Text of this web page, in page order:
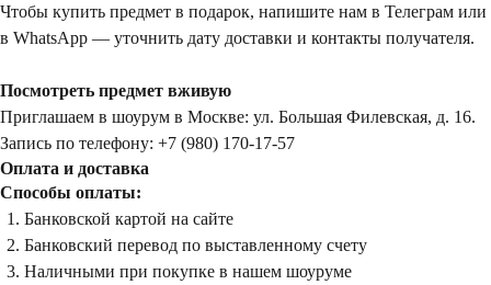
Чтобы купить предмет в подарок, напишите нам в Телеграм или
в WhatsApp — уточнить дату доставки и контакты получателя.
Посмотреть предмет вживую
Приглашаем в шоурум в Москве: ул. Большая Филевская, д. 16.
Запись по телефону: +7 (980) 170-17-57
Оплата и доставка
Способы оплаты:
Банковской картой на сайте
Банковский перевод по выставленному счету
Наличными при покупке в нашем шоуруме